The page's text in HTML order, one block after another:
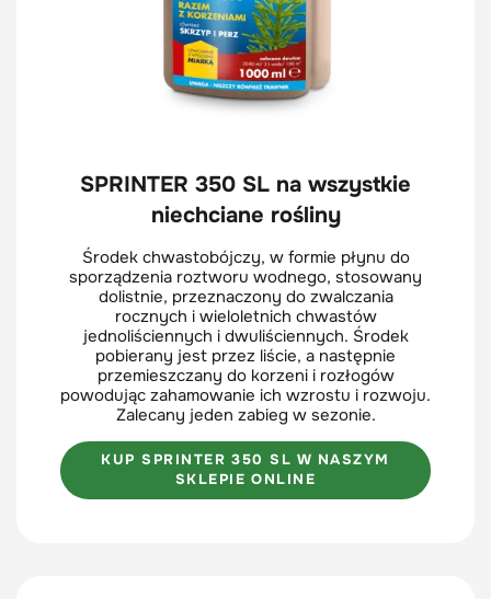
SPRINTER 350 SL na wszystkie
niechciane rośliny
Środek chwastobójczy, w formie płynu do
sporządzenia roztworu wodnego, stosowany
dolistnie, przeznaczony do zwalczania
rocznych i wieloletnich chwastów
jednoliściennych i dwuliściennych. Środek
pobierany jest przez liście, a następnie
przemieszczany do korzeni i rozłogów
powodując zahamowanie ich wzrostu i rozwoju.
Zalecany jeden zabieg w sezonie.
KUP SPRINTER 350 SL W NASZYM
SKLEPIE ONLINE